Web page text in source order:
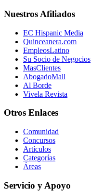
Nuestros Afiliados
EC Hispanic Media
Quinceanera.com
EmpleosLatino
Su Socio de Negocios
MasClientes
AbogadoMall
Al Borde
Vivela Revista
Otros Enlaces
Comunidad
Concursos
Artículos
Categorías
Áreas
Servicio y Apoyo